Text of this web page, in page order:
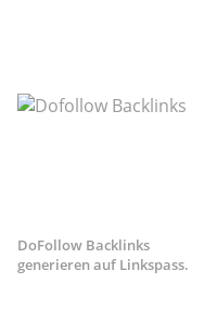
DoFollow Backlinks
generieren auf Linkspass.